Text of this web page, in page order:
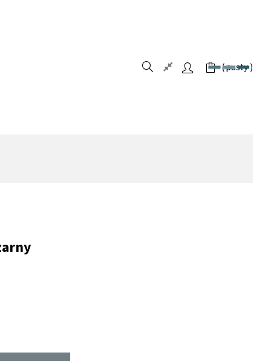
pusty